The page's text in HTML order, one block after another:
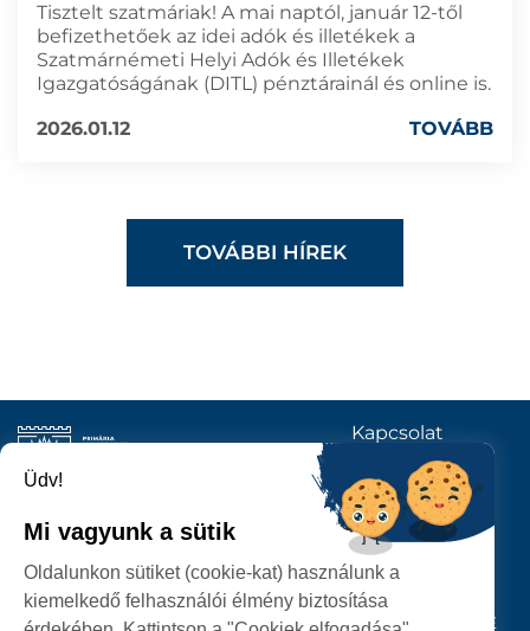
Tisztelt szatmáriak! A mai naptól, január 12-től
befizethetőek az idei adók és illetékek a
Szatmárnémeti Helyi Adók és Illetékek
Igazgatóságának (DITL) pénztárainál és online is.
2026.01.12
TOVÁBB
TOVÁBBI HÍREK
SZATMÁRNÉMETI
POLGÁRMESTERI HIVATAL
P-ȚA 25 OCTOMBRIE, NR. 1 CORP M, 440026 SATU MARE
Kapcsolat
KÖVESSENEK
Üdv!
Mi vagyunk a sütik
Oldalunkon sütiket (cookie-kat) használunk a
kiemelkedő felhasználói élmény biztosítása